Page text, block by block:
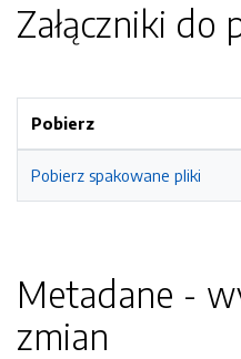
Załączniki do
Pobierz
Pobierz spakowane pliki
Metadane -
zmian